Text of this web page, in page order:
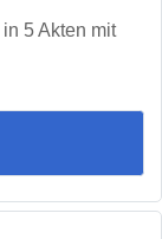
5 Akten mit